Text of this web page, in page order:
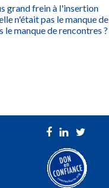
grand frein à l'insertion
n'était pas le manque de
le manque de rencontres ?